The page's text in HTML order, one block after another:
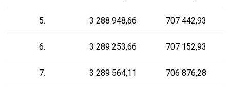
5. 3 288 948,66 707 442,93
6. 3 289 253,66 707 152,93
7. 3 289 564,11 706 876,28